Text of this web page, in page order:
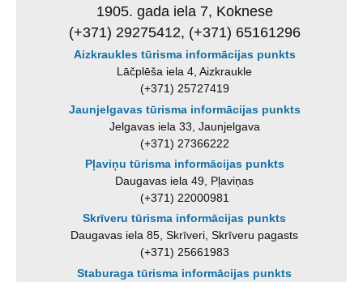
1905. gada iela 7, Koknese
(+371) 29275412, (+371) 65161296
Aizkraukles tūrisma informācijas punkts
Lāčplēša iela 4, Aizkraukle
(+371) 25727419
Jaunjelgavas tūrisma informācijas punkts
Jelgavas iela 33, Jaunjelgava
(+371) 27366222
Pļaviņu tūrisma informācijas punkts
Daugavas iela 49, Pļaviņas
(+371) 22000981
Skrīveru tūrisma informācijas punkts
Daugavas iela 85, Skrīveri, Skrīveru pagasts
(+371) 25661983
Staburaga tūrisma informācijas punkts